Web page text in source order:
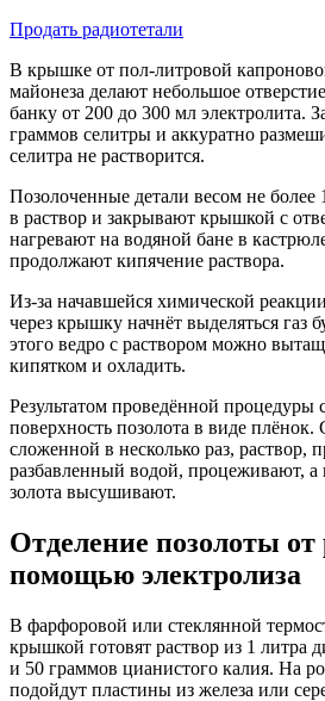
Продать радиотетали
В крышке от пол-литровой
майонеза делают небольшое
банку от 200 до 300 мл электролита.
граммов селитры и аккуратно
селитра не растворится.
Позолоченные детали весом не
в раствор и закрывают крышкой с
нагревают на водяной бане в
продолжают кипячение раствора.
Из-за начавшейся химической
через крышку начнёт выделяться газ
этого ведро с раствором можно
кипятком и охладить.
Результатом проведённой процедуры
поверхность позолота в виде
сложенной в несколько раз, раствор,
разбавленный водой, процеживают,
золота высушивают.
Отделение позолоты от
помощью электролиза
В фарфоровой или стеклянной
крышкой готовят раствор из 1 литра
и 50 граммов цианистого калия. На
подойдут пластины из железа или